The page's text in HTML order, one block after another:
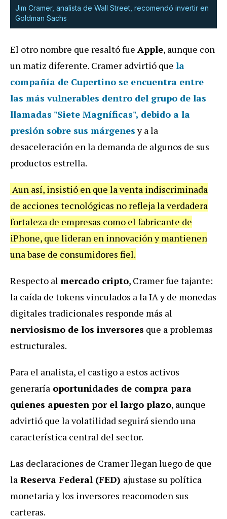
Jim Cramer, analista de Wall Street, recomendó invertir en
Goldman Sachs
El otro nombre que resaltó fue Apple, aunque con
un matiz diferente. Cramer advirtió que la
compañía de Cupertino se encuentra entre
las más vulnerables dentro del grupo de las
llamadas "Siete Magníficas", debido a la
presión sobre sus márgenesy a la
desaceleración en la demanda de algunos de sus
productos estrella.
Aun así, insistió en que la venta indiscriminada
de acciones tecnológicas no refleja la verdadera
fortaleza de empresas como el fabricante de
iPhone, que lideran en innovación y mantienen
una base de consumidores fiel.
Respecto al mercado cripto, Cramer fue tajante:
la caída de tokens vinculados a la IA y de monedas
digitales tradicionales responde más al
nerviosismo de los inversores que a problemas
estructurales.
Para el analista, el castigo a estos activos
generaría oportunidades de compra para
quienes apuesten por el largo plazo, aunque
advirtió que la volatilidad seguirá siendo una
característica central del sector.
Las declaraciones de Cramer llegan luego de que
la Reserva Federal (FED) ajustase su política
monetaria y los inversores reacomoden sus
carteras.